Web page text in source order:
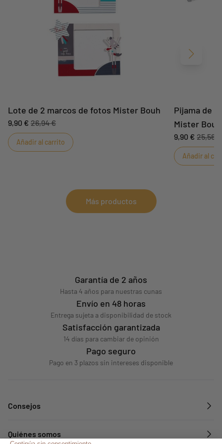
Lote de 2 marcos de fotos Mister Bouh
9,90 € 26,94 €
Añadir al carrito
Pijama de
Mister Bouh
9,90 € 25,56 €
Añadir al
Más productos
Garantía de 2 años
Hasta 4 años para nuestras cunas
Envío en 48 horas
Entrega sujeta a disponibilidad de stock
Satisfacción garantizada
14 días para cambiar de opinión
Pago seguro
Pago en 3 plazos sin intereses disponible
Consejos
Quiénes somos